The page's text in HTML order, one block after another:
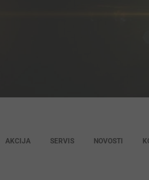
AKCIJA SERVIS NOVOSTI